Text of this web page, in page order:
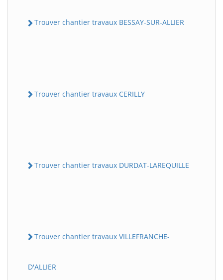
Trouver chantier travaux BESSAY-SUR-ALLIER
Trouver chantier travaux CERILLY
Trouver chantier travaux DURDAT-LAREQUILLE
Trouver chantier travaux VILLEFRANCHE-
D'ALLIER